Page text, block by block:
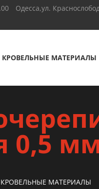
Одесса,ул.
КРОВЕЛЬНЫЕ МАТЕРИАЛЫ
0,5
КРОВЕЛЬНЫЕ МАТЕРИАЛЫ